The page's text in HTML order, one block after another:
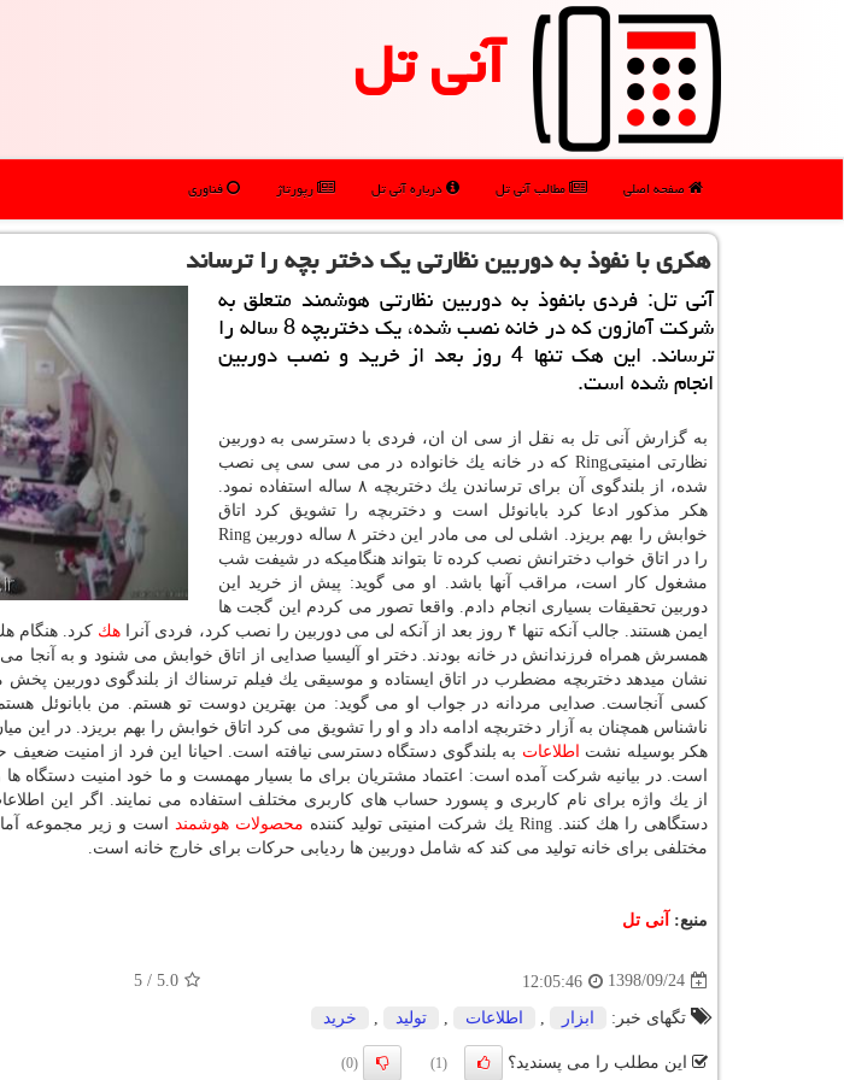
آنی تل
صفحه اصلی مطالب آنی تل درباره آنی تل رپورتاژ فناوری
هكری با نفوذ به دوربین نظارتی یك دختر بچه را ترساند
آنی تل: فردی بانفوذ به دوربین نظارتی هوشمند متعلق به
شركت آمازون كه در خانه نصب شده، یك دختربچه 8 ساله را
ترساند. این هك تنها 4 روز بعد از خرید و نصب دوربین
انجام شده است.
به گزارش آنی تل به نقل از سی ان ان، فردی با دسترسی به دوربین
نظارتی امنیتیRing كه در خانه یك خانواده در می سی سی پی نصب
شده، از بلندگوی آن برای ترساندن یك دختربچه ۸ ساله استفاده نمود.
هكر مذكور ادعا كرد بابانوئل است و دختربچه را تشویق كرد اتاق
خوابش را بهم بریزد. اشلی لی می مادر این دختر ۸ ساله دوربین Ring
را در اتاق خواب دخترانش نصب كرده تا بتواند هنگامیكه در شیفت شب
مشغول كار است، مراقب آنها باشد. او می گوید: پیش از خرید این
دوربین تحقیقات بسیاری انجام دادم. واقعا تصور می كردم این گجت ها
ایمن هستند. جالب آنكه تنها ۴ روز بعد از آنكه لی می دوربین را نصب كرد، فردی آنرا
هك كرد. هنگام
نشان میدهد دختربچه مضطرب در اتاق ایستاده و موسیقی یك فیلم ترسناك از بلندگوی دوربین
كسی آنجاست. صدایی مردانه در جواب او می گوید: من بهترین دوست تو هستم. من بابانوئل
هكر بوسیله نشت اطلاعات به بلندگوی دستگاه دسترسی نیافته است. احیانا این فرد از امنیت ضعیف
است. در بیانیه شركت آمده است: اعتماد مشتریان برای ما بسیار مهمست و ما خود امنیت دستگاه ها
از یك واژه برای نام كاربری و پسورد حساب های كاربری مختلف استفاده می نمایند. اگر این
دستگاهی را هك كنند. Ring یك شركت امنیتی تولید كننده
محصولات هوشمند
مختلفی برای خانه تولید می كند كه شامل دوربین ها ردیابی حركات برای خارج خانه است.
منبع: آنی تل
1398/09/24
12:05:46
5.0
/
5
تگهای خبر: ابزار اطلاعات تولید خرید
این مطلب را می پسندید؟ (1)
(0)